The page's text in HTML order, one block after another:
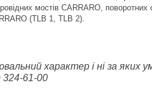
мостів CARRARO,
(TLB 1, TLB 2).
характер і ні за яких
324-61-00